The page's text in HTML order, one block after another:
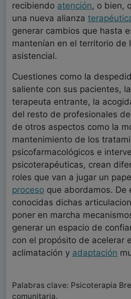
recibiendo atención, o bien,
una nueva alianza
generar cambios que hasta
mantenían en el territorio de
asistencial.
Cuestiones como la
saliente con sus pacientes,
terapeuta entrante, la
del resto de profesionales
de otros aspectos como la
mantenimiento de los
psicofarmacológicos e
psicoterapéuticas, crean
roles que van a jugar un
proceso que abordamos. De
conocidas dichas
poner en marcha
generar un espacio de
con el propósito de acelerar
aclimatación y adaptación
Palabras clave: Psicoterapia
comunitaria.